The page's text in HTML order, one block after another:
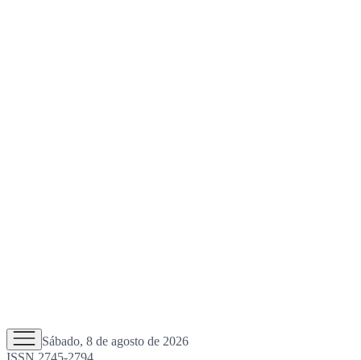
Sábado, 8 de agosto de 2026
ISSN 2745-2794